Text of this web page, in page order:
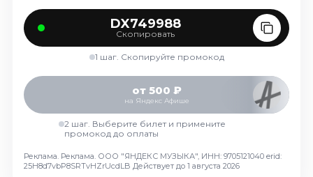
Сентябрь 2026
Октябрь 2026
Декабрь 2026
Экскурсии
Сентябрь 2026
Октябрь 2026
Спорт
DX749988
Скопировать
1 шаг. Скопируйте промокод
от 500 ₽
на Яндекс Афише
2 шаг. Выберите билет и примените
промокод до оплаты
Реклама. Реклама. ООО "ЯНДЕКС МУЗЫКА", ИНН: 9705121040 erid:
25H8d7vbP8SRTvHZrUcdLB Действует до 1 августа 2026